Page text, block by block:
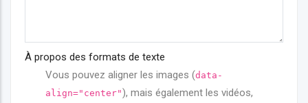
À propos des formats de texte
Vous pouvez aligner les images (data-
align="center"), mais également les vidéos,